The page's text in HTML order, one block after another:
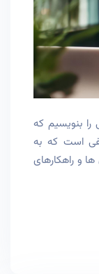
بنویسیم که
است که به
و راهکارهای